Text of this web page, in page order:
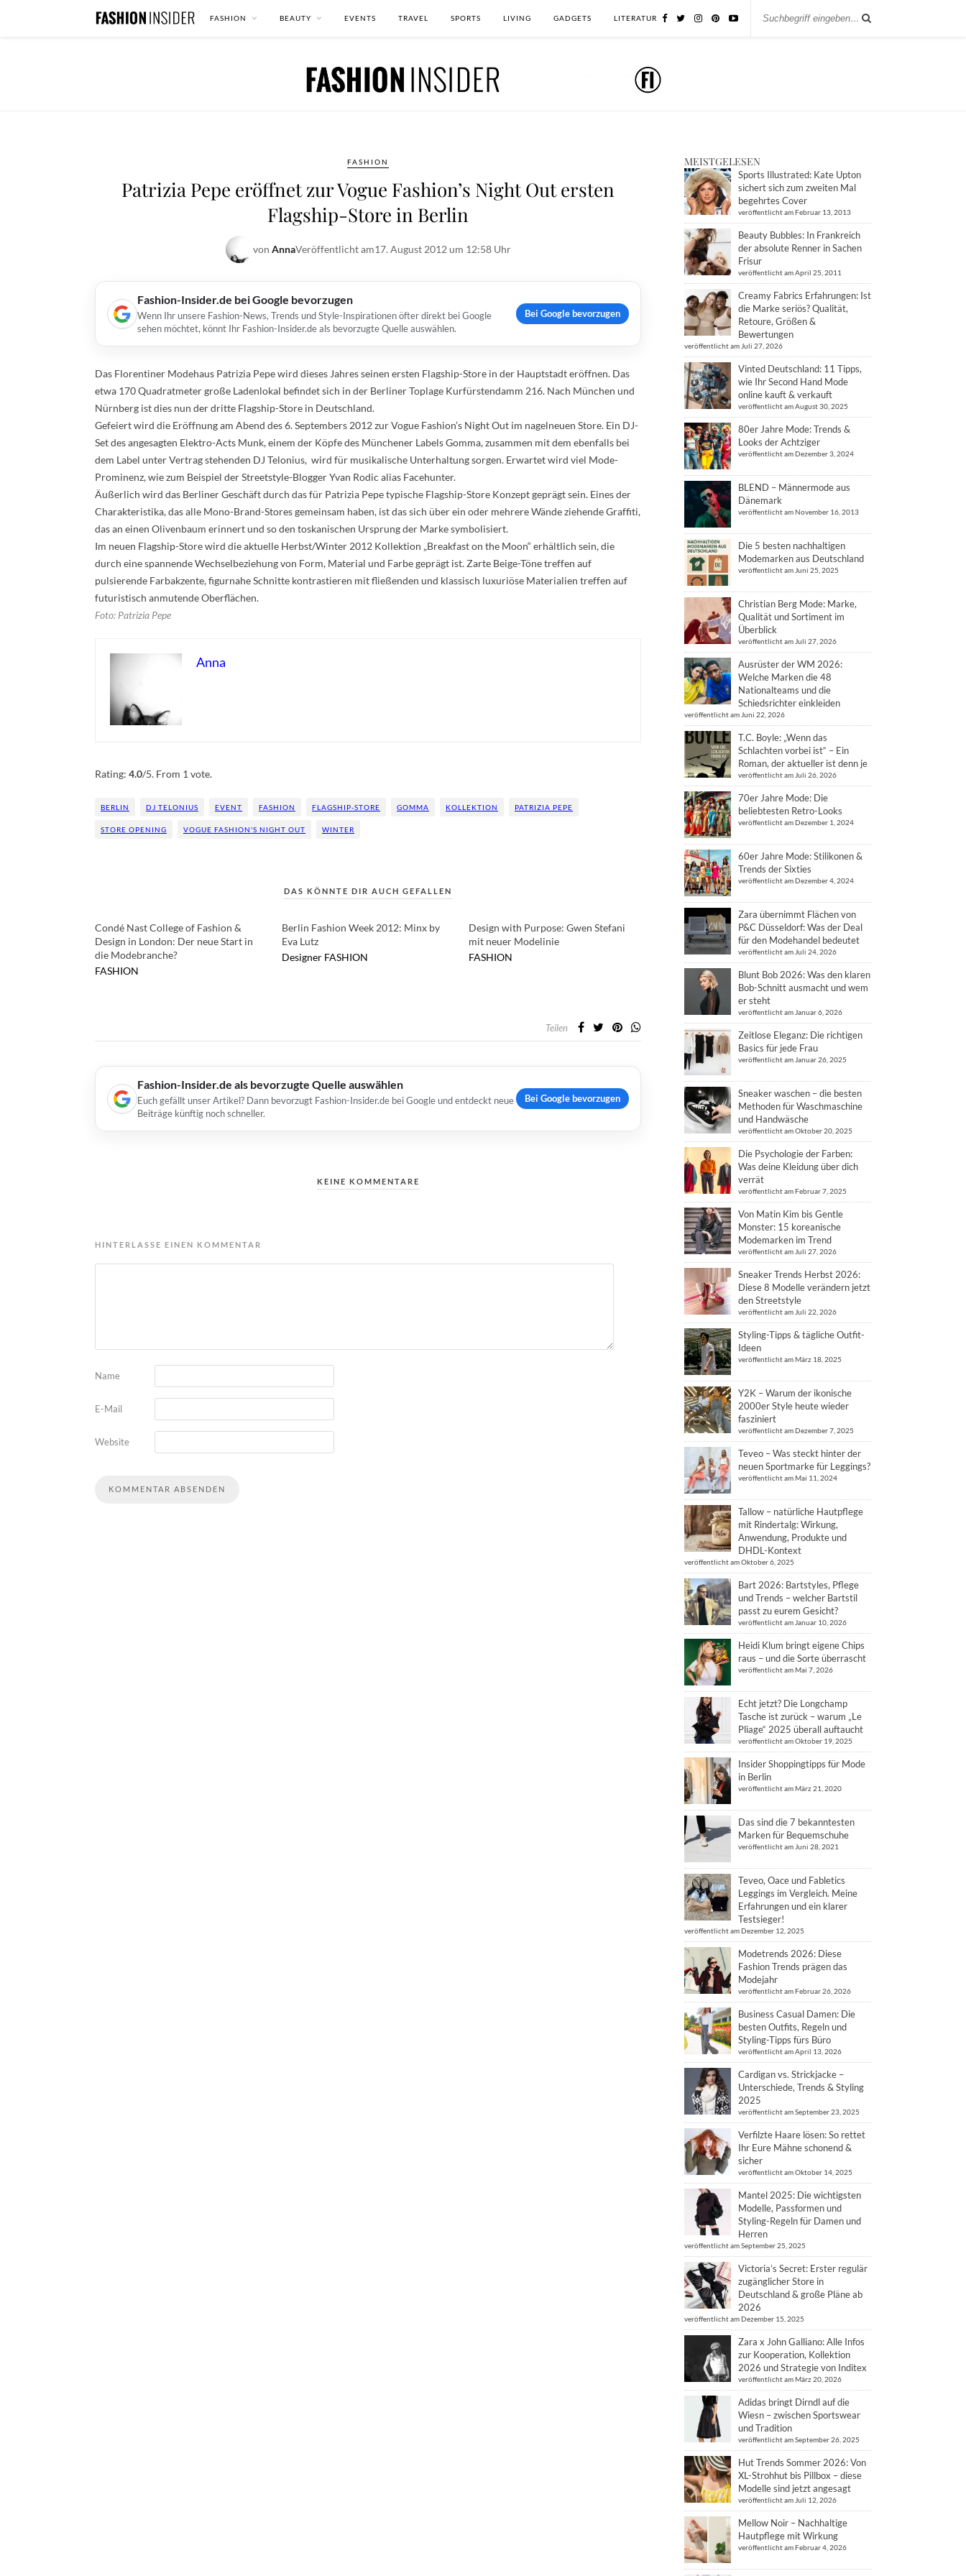
FASHION BEAUTY EVENTS TRAVEL SPORTS LIVING GADGETS LITERATUR
FASHION
Patrizia Pepe eröffnet zur Vogue Fashion’s Night Out ersten
Flagship-Store in Berlin
von AnnaVeröffentlicht am17. August 2012 um 12:58 Uhr
Fashion-Insider.de bei Google bevorzugen
Wenn Ihr unsere Fashion-News, Trends und Style-Inspirationen öfter direkt bei Google
sehen möchtet, könnt Ihr Fashion-Insider.de als bevorzugte Quelle auswählen.
Bei Google bevorzugen
Das Florentiner Modehaus Patrizia Pepe wird dieses Jahres seinen ersten Flagship-Store in der Hauptstadt eröffnen. Das
etwa 170 Quadratmeter große Ladenlokal befindet sich in der Berliner Toplage Kurfürstendamm 216. Nach München und
Nürnberg ist dies nun der dritte Flagship-Store in Deutschland.
Gefeiert wird die Eröffnung am Abend des 6. Septembers 2012 zur Vogue Fashion’s Night Out im nagelneuen Store. Ein DJ-
Set des angesagten Elektro-Acts Munk, einem der Köpfe des Münchener Labels Gomma, zusammen mit dem ebenfalls bei
dem Label unter Vertrag stehenden DJ Telonius, wird für musikalische Unterhaltung sorgen. Erwartet wird viel Mode-
Prominenz, wie zum Beispiel der Streetstyle-Blogger Yvan Rodic alias Facehunter.
Äußerlich wird das Berliner Geschäft durch das für Patrizia Pepe typische Flagship-Store Konzept geprägt sein. Eines der
Charakteristika, das alle Mono-Brand-Stores gemeinsam haben, ist das sich über ein oder mehrere Wände ziehende Graffiti,
das an einen Olivenbaum erinnert und so den toskanischen Ursprung der Marke symbolisiert.
Im neuen Flagship-Store wird die aktuelle Herbst/Winter 2012 Kollektion „Breakfast on the Moon“ erhältlich sein, die
durch eine spannende Wechselbeziehung von Form, Material und Farbe geprägt ist. Zarte Beige-Töne treffen auf
pulsierende Farbakzente, figurnahe Schnitte kontrastieren mit fließenden und klassisch luxuriöse Materialien treffen auf
futuristisch anmutende Oberflächen.
Foto: Patrizia Pepe
Anna
Rating: 4.0/5. From 1 vote.
BERLIN DJ TELONIUS EVENT FASHION FLAGSHIP-STORE GOMMA KOLLEKTION PATRIZIA PEPE
STORE OPENING VOGUE FASHION'S NIGHT OUT WINTER
DAS KÖNNTE DIR AUCH GEFALLEN
Condé Nast College of Fashion &
Design in London: Der neue Start in
die Modebranche?
FASHION
Berlin Fashion Week 2012: Minx by
Eva Lutz
Designer FASHION
Design with Purpose: Gwen Stefani
mit neuer Modelinie
FASHION
Teilen
Fashion-Insider.de als bevorzugte Quelle auswählen
Euch gefällt unser Artikel? Dann bevorzugt Fashion-Insider.de bei Google und entdeckt neue
Beiträge künftig noch schneller.
Bei Google bevorzugen
KEINE KOMMENTARE
HINTERLASSE EINEN KOMMENTAR
Name
E-Mail
Website
MEISTGELESEN
Sports Illustrated: Kate Upton
sichert sich zum zweiten Mal
begehrtes Cover
veröffentlicht am Februar 13, 2013
Beauty Bubbles: In Frankreich
der absolute Renner in Sachen
Frisur
veröffentlicht am April 25, 2011
Creamy Fabrics Erfahrungen: Ist
die Marke seriös? Qualität,
Retoure, Größen &
Bewertungen
veröffentlicht am Juli 27, 2026
Vinted Deutschland: 11 Tipps,
wie Ihr Second Hand Mode
online kauft & verkauft
veröffentlicht am August 30, 2025
80er Jahre Mode: Trends &
Looks der Achtziger
veröffentlicht am Dezember 3, 2024
BLEND – Männermode aus
Dänemark
veröffentlicht am November 16, 2013
Die 5 besten nachhaltigen
Modemarken aus Deutschland
veröffentlicht am Juni 25, 2025
Christian Berg Mode: Marke,
Qualität und Sortiment im
Überblick
veröffentlicht am Juli 27, 2026
Ausrüster der WM 2026:
Welche Marken die 48
Nationalteams und die
Schiedsrichter einkleiden
veröffentlicht am Juni 22, 2026
T.C. Boyle: „Wenn das
Schlachten vorbei ist“ – Ein
Roman, der aktueller ist denn je
veröffentlicht am Juli 26, 2026
70er Jahre Mode: Die
beliebtesten Retro-Looks
veröffentlicht am Dezember 1, 2024
60er Jahre Mode: Stilikonen &
Trends der Sixties
veröffentlicht am Dezember 4, 2024
Zara übernimmt Flächen von
P&C Düsseldorf: Was der Deal
für den Modehandel bedeutet
veröffentlicht am Juli 24, 2026
Blunt Bob 2026: Was den klaren
Bob-Schnitt ausmacht und wem
er steht
veröffentlicht am Januar 6, 2026
Zeitlose Eleganz: Die richtigen
Basics für jede Frau
veröffentlicht am Januar 26, 2025
Sneaker waschen – die besten
Methoden für Waschmaschine
und Handwäsche
veröffentlicht am Oktober 20, 2025
Die Psychologie der Farben:
Was deine Kleidung über dich
verrät
veröffentlicht am Februar 7, 2025
Von Matin Kim bis Gentle
Monster: 15 koreanische
Modemarken im Trend
veröffentlicht am Juli 27, 2026
Sneaker Trends Herbst 2026:
Diese 8 Modelle verändern jetzt
den Streetstyle
veröffentlicht am Juli 22, 2026
Styling-Tipps & tägliche Outfit-
Ideen
veröffentlicht am März 18, 2025
Y2K – Warum der ikonische
2000er Style heute wieder
fasziniert
veröffentlicht am Dezember 7, 2025
Teveo – Was steckt hinter der
neuen Sportmarke für Leggings?
veröffentlicht am Mai 11, 2024
Tallow – natürliche Hautpflege
mit Rindertalg: Wirkung,
Anwendung, Produkte und
DHDL-Kontext
veröffentlicht am Oktober 6, 2025
Bart 2026: Bartstyles, Pflege
und Trends – welcher Bartstil
passt zu eurem Gesicht?
veröffentlicht am Januar 10, 2026
Heidi Klum bringt eigene Chips
raus – und die Sorte überrascht
veröffentlicht am Mai 7, 2026
Echt jetzt? Die Longchamp
Tasche ist zurück – warum „Le
Pliage“ 2025 überall auftaucht
veröffentlicht am Oktober 19, 2025
Insider Shoppingtipps für Mode
in Berlin
veröffentlicht am März 21, 2020
Das sind die 7 bekanntesten
Marken für Bequemschuhe
veröffentlicht am Juni 28, 2021
Teveo, Oace und Fabletics
Leggings im Vergleich. Meine
Erfahrungen und ein klarer
Testsieger!
veröffentlicht am Dezember 12, 2025
Modetrends 2026: Diese
Fashion Trends prägen das
Modejahr
veröffentlicht am Februar 26, 2026
Business Casual Damen: Die
besten Outfits, Regeln und
Styling-Tipps fürs Büro
veröffentlicht am April 13, 2026
Cardigan vs. Strickjacke –
Unterschiede, Trends & Styling
2025
veröffentlicht am September 23, 2025
Verfilzte Haare lösen: So rettet
Ihr Eure Mähne schonend &
sicher
veröffentlicht am Oktober 14, 2025
Mantel 2025: Die wichtigsten
Modelle, Passformen und
Styling-Regeln für Damen und
Herren
veröffentlicht am September 25, 2025
Victoria’s Secret: Erster regulär
zugänglicher Store in
Deutschland & große Pläne ab
2026
veröffentlicht am Dezember 15, 2025
Zara x John Galliano: Alle Infos
zur Kooperation, Kollektion
2026 und Strategie von Inditex
veröffentlicht am März 20, 2026
Adidas bringt Dirndl auf die
Wiesn – zwischen Sportswear
und Tradition
veröffentlicht am September 26, 2025
Hut Trends Sommer 2026: Von
XL-Strohhut bis Pillbox – diese
Modelle sind jetzt angesagt
veröffentlicht am Juli 12, 2026
Mellow Noir – Nachhaltige
Hautpflege mit Wirkung
veröffentlicht am Februar 4, 2026